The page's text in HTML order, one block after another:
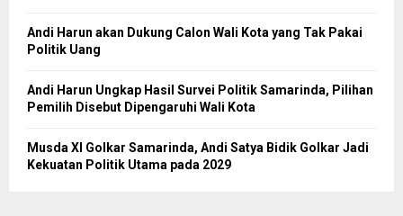
Andi Harun akan Dukung Calon Wali Kota yang Tak Pakai
Politik Uang
Andi Harun Ungkap Hasil Survei Politik Samarinda, Pilihan
Pemilih Disebut Dipengaruhi Wali Kota
Musda XI Golkar Samarinda, Andi Satya Bidik Golkar Jadi
Kekuatan Politik Utama pada 2029